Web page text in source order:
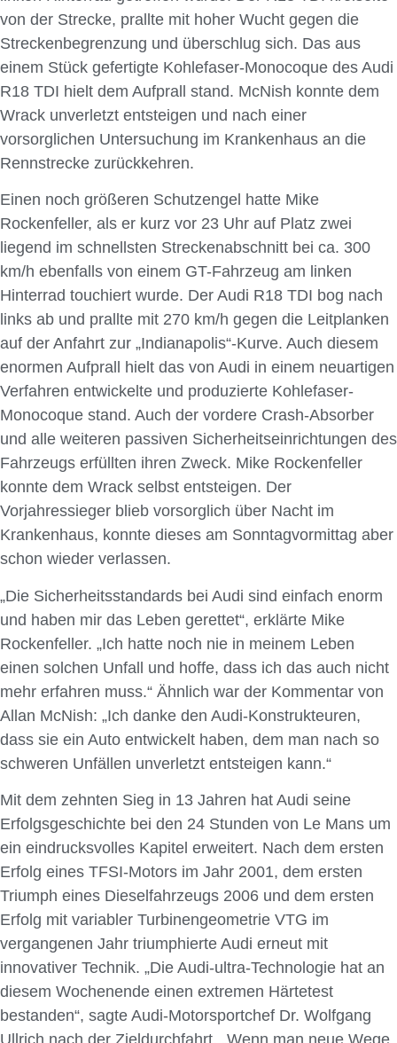
von der Strecke, prallte mit hoher Wucht gegen die
Streckenbegrenzung und überschlug sich. Das aus
einem Stück gefertigte Kohlefaser-Monocoque des Audi
R18 TDI hielt dem Aufprall stand. McNish konnte dem
Wrack unverletzt entsteigen und nach einer
vorsorglichen Untersuchung im Krankenhaus an die
Rennstrecke zurückkehren.
Einen noch größeren Schutzengel hatte Mike
Rockenfeller, als er kurz vor 23 Uhr auf Platz zwei
liegend im schnellsten Streckenabschnitt bei ca. 300
km/h ebenfalls von einem GT-Fahrzeug am linken
Hinterrad touchiert wurde. Der Audi R18 TDI bog nach
links ab und prallte mit 270 km/h gegen die Leitplanken
auf der Anfahrt zur „Indianapolis“-Kurve. Auch diesem
enormen Aufprall hielt das von Audi in einem neuartigen
Verfahren entwickelte und produzierte Kohlefaser-
Monocoque stand. Auch der vordere Crash-Absorber
und alle weiteren passiven Sicherheitseinrichtungen des
Fahrzeugs erfüllten ihren Zweck. Mike Rockenfeller
konnte dem Wrack selbst entsteigen. Der
Vorjahressieger blieb vorsorglich über Nacht im
Krankenhaus, konnte dieses am Sonntagvormittag aber
schon wieder verlassen.
„Die Sicherheitsstandards bei Audi sind einfach enorm
und haben mir das Leben gerettet“, erklärte Mike
Rockenfeller. „Ich hatte noch nie in meinem Leben
einen solchen Unfall und hoffe, dass ich das auch nicht
mehr erfahren muss.“ Ähnlich war der Kommentar von
Allan McNish: „Ich danke den Audi-Konstrukteuren,
dass sie ein Auto entwickelt haben, dem man nach so
schweren Unfällen unverletzt entsteigen kann.“
Mit dem zehnten Sieg in 13 Jahren hat Audi seine
Erfolgsgeschichte bei den 24 Stunden von Le Mans um
ein eindrucksvolles Kapitel erweitert. Nach dem ersten
Erfolg eines TFSI-Motors im Jahr 2001, dem ersten
Triumph eines Dieselfahrzeugs 2006 und dem ersten
Erfolg mit variabler Turbinengeometrie VTG im
vergangenen Jahr triumphierte Audi erneut mit
innovativer Technik. „Die Audi-ultra-Technologie hat an
diesem Wochenende einen extremen Härtetest
bestanden“, sagte Audi-Motorsportchef Dr. Wolfgang